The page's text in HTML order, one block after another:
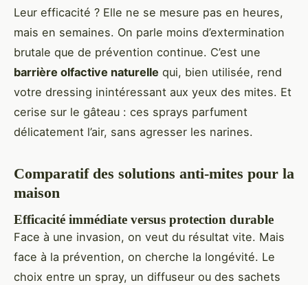
Leur efficacité ? Elle ne se mesure pas en heures,
mais en semaines. On parle moins d’extermination
brutale que de prévention continue. C’est une
barrière olfactive naturelle qui, bien utilisée, rend
votre dressing inintéressant aux yeux des mites. Et
cerise sur le gâteau : ces sprays parfument
délicatement l’air, sans agresser les narines.
Comparatif des solutions anti-mites pour la
maison
Efficacité immédiate versus protection durable
Face à une invasion, on veut du résultat vite. Mais
face à la prévention, on cherche la longévité. Le
choix entre un spray, un diffuseur ou des sachets